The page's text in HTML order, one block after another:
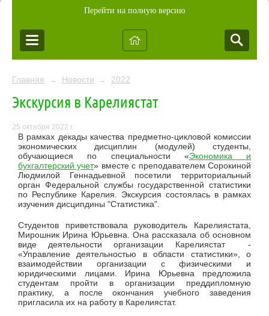
Перейти на полную версию
Главная → Новости → 2022
Экскурсия в Карелиястат
25 октября 2022 г.
В рамках декады качества предметно-цикловой комиссии
экономических дисциплин (модулей) студенты,
обучающиеся по специальности «Экономика и
бухгалтерский учет» вместе с преподавателем Сорокиной
Людмилой Геннадьевной посетили территориальный
орган Федеральной службы государственной статистики
по Республике Карелия. Экскурсия состоялась в рамках
изучения дисципдины "Статистика".
Студентов приветствовала руководитель Карелиястата,
Мирошник Ирина Юрьевна. Она рассказала об основном
виде деятельности организации Карелиястат -
«Управление деятельностью в области статистики», о
взаимодействии организации с физическими и
юридическими лицами. Ирина Юрьевна предложила
студентам пройти в организации преддипломную
практику, а после окончания учебного заведения
пригласила их на работу в Карелиястат.